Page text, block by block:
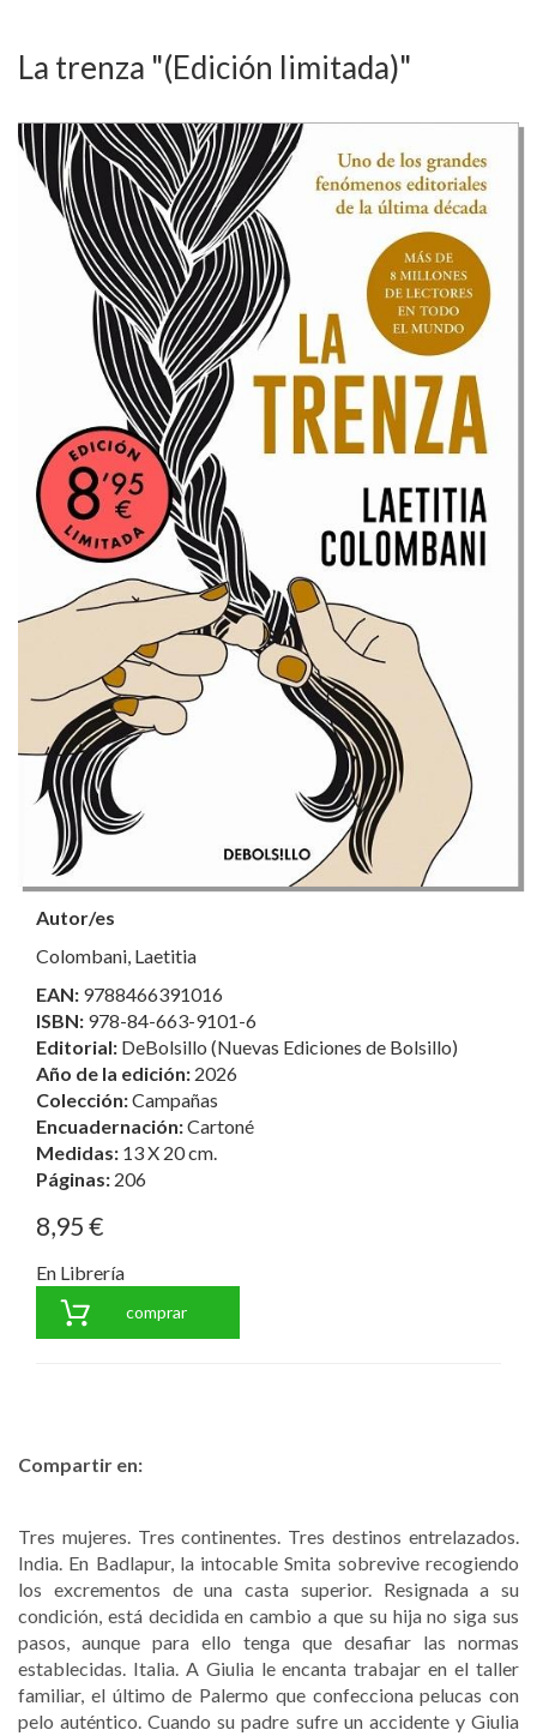
La trenza "(Edición limitada)"
Autor/es
Colombani, Laetitia
EAN: 9788466391016
ISBN: 978-84-663-9101-6
Editorial: DeBolsillo (Nuevas Ediciones de Bolsillo)
Año de la edición: 2026
Colección:Campañas
Encuadernación:Cartoné
Medidas: 13 X 20 cm.
Páginas: 206
8,95 €
En Librería
comprar
Compartir en:
Tres mujeres. Tres continentes. Tres destinos entrelazados.
India. En Badlapur, la intocable Smita sobrevive recogiendo
los excrementos de una casta superior. Resignada a su
condición, está decidida en cambio a que su hija no siga sus
pasos, aunque para ello tenga que desafiar las normas
establecidas. Italia. A Giulia le encanta trabajar en el taller
familiar, el último de Palermo que confecciona pelucas con
pelo auténtico. Cuando su padre sufre un accidente y Giulia